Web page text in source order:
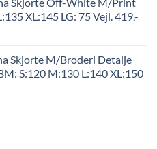
Skjorte Off-White M/Print
XL:145 LG: 75 Vejl. 419,-
Skjorte M/Broderi Detalje
S:120 M:130 L:140 XL:150